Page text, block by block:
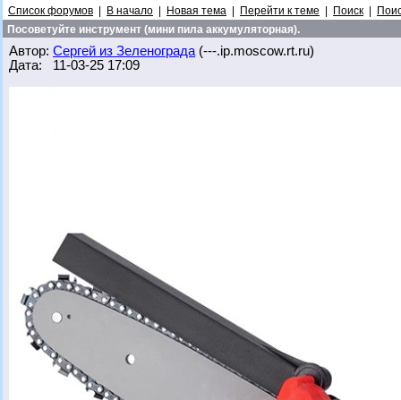
Список форумов В начало Новая тема Перейти к теме Поиск
Посоветуйте инструмент (мини пила аккумуляторная).
Автор: Сергей из Зеленограда (---.ip.moscow.rt.ru)
Дата: 11-03-25 17:09